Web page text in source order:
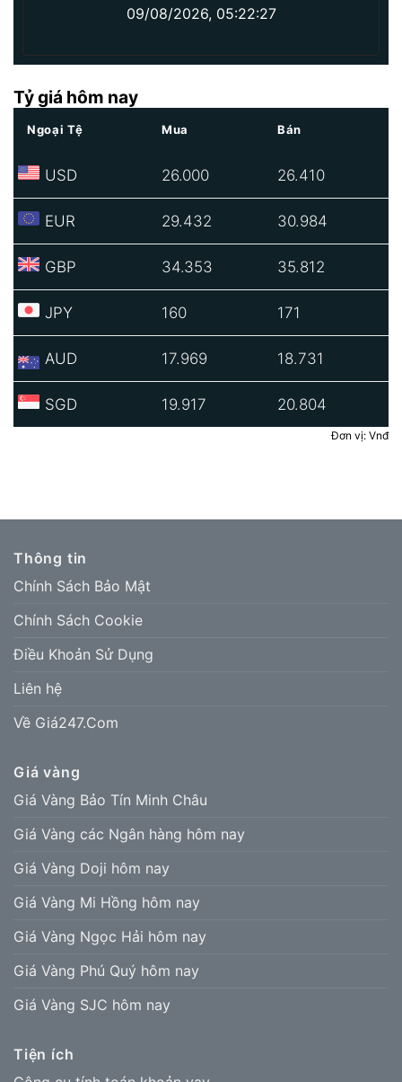
09/08/2026, 05:22:27
Tỷ giá hôm nay
Ngoại Tệ Mua Bán
USD 26.000 26.410
EUR 29.432 30.984
GBP 34.353 35.812
JPY 160 171
AUD 17.969 18.731
SGD 19.917 20.804
Đơn vị: Vnđ
Thông tin
Chính Sách Bảo Mật
Chính Sách Cookie
Điều Khoản Sử Dụng
Liên hệ
Về Giá247.Com
Giá vàng
Giá Vàng Bảo Tín Minh Châu
Giá Vàng các Ngân hàng hôm nay
Giá Vàng Doji hôm nay
Giá Vàng Mi Hồng hôm nay
Giá Vàng Ngọc Hải hôm nay
Giá Vàng Phú Quý hôm nay
Giá Vàng SJC hôm nay
Tiện ích